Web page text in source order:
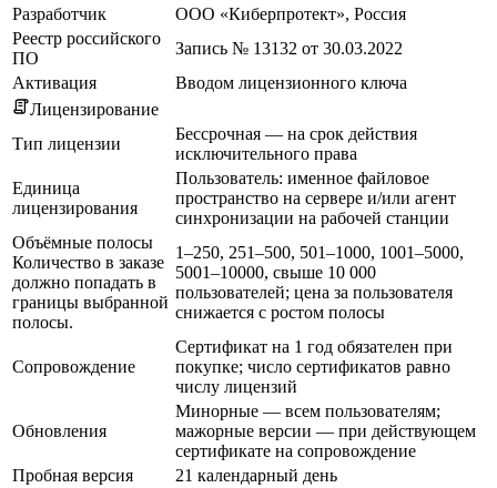
Разработчик
ООО «Киберпротект», Россия
Реестр российского
ПО
Запись № 13132 от 30.03.2022
Активация
Вводом лицензионного ключа
Лицензирование
Тип лицензии
Бессрочная — на срок действия
исключительного права
Единица
лицензирования
Пользователь: именное файловое
пространство на сервере и/или агент
синхронизации на рабочей станции
Объёмные полосы
Количество в заказе
должно попадать в
границы выбранной
полосы.
1–250, 251–500, 501–1000, 1001–5000,
5001–10000, свыше 10 000
пользователей; цена за пользователя
снижается с ростом полосы
Сопровождение
Сертификат на 1 год обязателен при
покупке; число сертификатов равно
числу лицензий
Обновления
Минорные — всем пользователям;
мажорные версии — при действующем
сертификате на сопровождение
Пробная версия
21 календарный день